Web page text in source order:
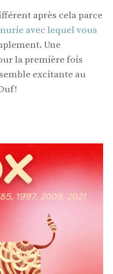
après cela parce
avec lequel vous
Une
la première fois
excitante au